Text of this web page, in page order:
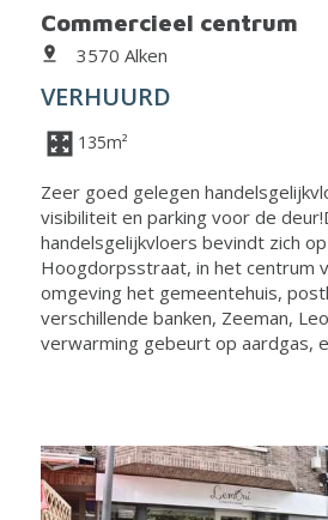
Commercieel centrum
3570 Alken
VERHUURD
135m²
Zeer goed gelegen
visibiliteit en parking voor de
handelsgelijkvloers bevindt zich
Hoogdorpsstraat, in het centrum
omgeving het gemeentehuis,
verschillende banken, Zeeman,
verwarming gebeurt op aardgas,